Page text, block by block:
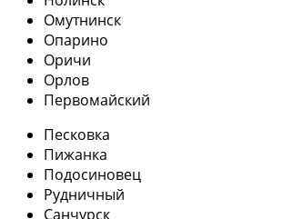
Омутнинск
Опарино
Оричи
Орлов
Первомайский
Песковка
Пижанка
Подосиновец
Рудничный
Санчурск